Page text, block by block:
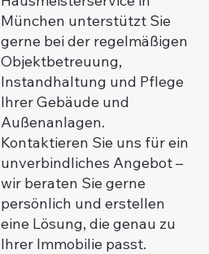
München unterstützt Sie
gerne bei der regelmäßigen
Objektbetreuung,
Instandhaltung und Pflege
Ihrer Gebäude und
Außenanlagen.
Kontaktieren Sie uns für ein
unverbindliches Angebot –
wir beraten Sie gerne
persönlich und erstellen
eine Lösung, die genau zu
Ihrer Immobilie passt.